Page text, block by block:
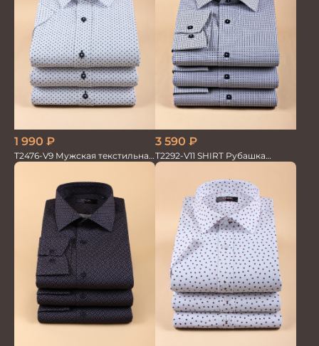
1 990 ₽
T2476-V9 Мужская текстильная
рубашка / Сорочка
3 590 ₽
T2292-V11 SHIRT Рубашка
мужская